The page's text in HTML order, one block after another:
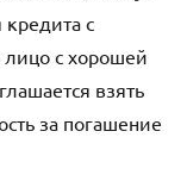
с
с хорошей
взять
за погашение